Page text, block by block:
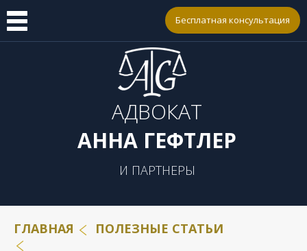
Бесплатная консультация
АДВОКАТ
АННА ГЕФТЛЕР
И ПАРТНЕРЫ
ГЛАВНАЯ ПОЛЕЗНЫЕ СТАТЬИ